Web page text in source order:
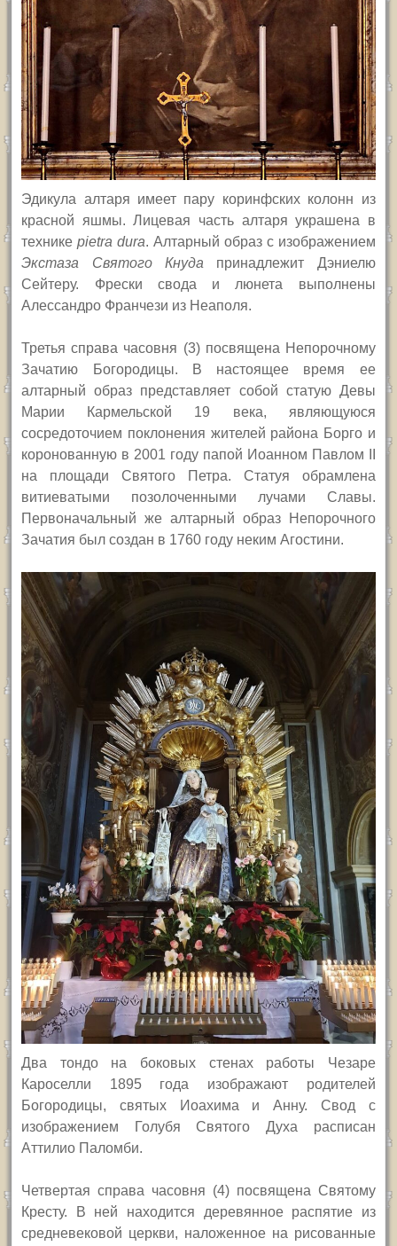
Эдикула алтаря имеет пару коринфских колонн из
красной яшмы. Лицевая часть алтаря украшена в
техникеpietra dura.Алтарный образ с изображением
Экстаза Святого Кнуда принадлежит Дэниелю
Сейтеру. Фрески свода и люнета выполнены
Алессандро Франчези из Неаполя.
Третья справа часовня (3) посвящена Непорочному
Зачатию Богородицы. В настоящее время ее
алтарный образ представляет собой статую Девы
Марии Кармельской 19 века, являющуюся
сосредоточием поклонения жителей района Борго и
коронованную в 2001 году папой Иоанном Павлом
на площади Святого Петра. Статуя обрамлена
витиеватыми позолоченными лучами Славы.
Первоначальный же алтарный образ Непорочного
Зачатия был создан в 1760 году неким Агостини.
Два тондо на боковых стенах работы Чезаре
Кароселли 1895 года изображают родителей
Богородицы, святых Иоахима и Анну. Свод с
изображением Голубя Святого Духа расписан
Аттилио Паломби.
Четвертая справа часовня (4) посвящена Святому
Кресту. В ней находится деревянное распятие из
средневековой церкви, наложенное на рисованные